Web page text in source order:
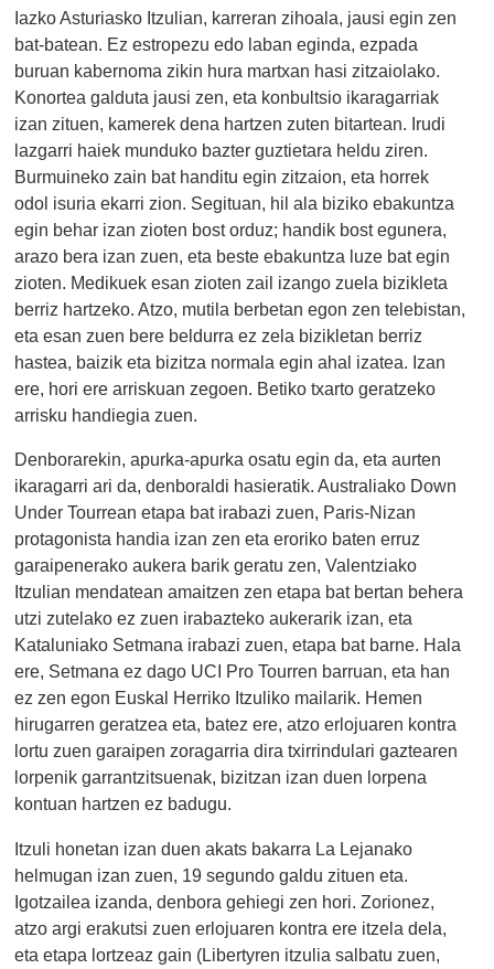
Iazko Asturiasko Itzulian, karreran zihoala, jausi egin zen
bat-batean. Ez estropezu edo laban eginda, ezpada
buruan kabernoma zikin hura martxan hasi zitzaiolako.
Konortea galduta jausi zen, eta konbultsio ikaragarriak
izan zituen, kamerek dena hartzen zuten bitartean. Irudi
lazgarri haiek munduko bazter guztietara heldu ziren.
Burmuineko zain bat handitu egin zitzaion, eta horrek
odol isuria ekarri zion. Segituan, hil ala biziko ebakuntza
egin behar izan zioten bost orduz; handik bost egunera,
arazo bera izan zuen, eta beste ebakuntza luze bat egin
zioten. Medikuek esan zioten zail izango zuela bizikleta
berriz hartzeko. Atzo, mutila berbetan egon zen telebistan,
eta esan zuen bere beldurra ez zela bizikletan berriz
hastea, baizik eta bizitza normala egin ahal izatea. Izan
ere, hori ere arriskuan zegoen. Betiko txarto geratzeko
arrisku handiegia zuen.
Denborarekin, apurka-apurka osatu egin da, eta aurten
ikaragarri ari da, denboraldi hasieratik. Australiako Down
Under Tourrean etapa bat irabazi zuen, Paris-Nizan
protagonista handia izan zen eta eroriko baten erruz
garaipenerako aukera barik geratu zen, Valentziako
Itzulian mendatean amaitzen zen etapa bat bertan behera
utzi zutelako ez zuen irabazteko aukerarik izan, eta
Kataluniako Setmana irabazi zuen, etapa bat barne. Hala
ere, Setmana ez dago UCI Pro Tourren barruan, eta han
ez zen egon Euskal Herriko Itzuliko mailarik. Hemen
hirugarren geratzea eta, batez ere, atzo erlojuaren kontra
lortu zuen garaipen zoragarria dira txirrindulari gaztearen
lorpenik garrantzitsuenak, bizitzan izan duen lorpena
kontuan hartzen ez badugu.
Itzuli honetan izan duen akats bakarra La Lejanako
helmugan izan zuen, 19 segundo galdu zituen eta.
Igotzailea izanda, denbora gehiegi zen hori. Zorionez,
atzo argi erakutsi zuen erlojuaren kontra ere itzela dela,
eta etapa lortzeaz gain (Libertyren itzulia salbatu zuen,